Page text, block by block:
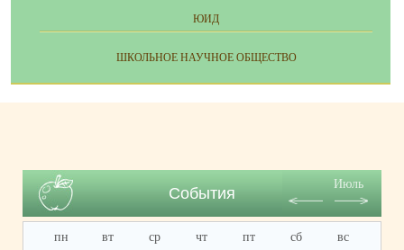
ЮИД
ШКОЛЬНОЕ НАУЧНОЕ ОБЩЕСТВО
События
Июль
пн вт ср чт пт сб вс